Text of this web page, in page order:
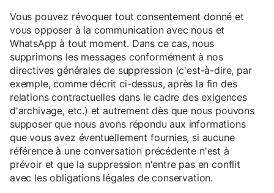
Vous pouvez révoquer tout consentement donné et
vous opposer à la communication avec nous et
WhatsApp à tout moment. Dans ce cas, nous
supprimons les messages conformément à nos
directives générales de suppression (c'est-à-dire, par
exemple, comme décrit ci-dessus, après la fin des
relations contractuelles dans le cadre des exigences
d'archivage, etc.) et autrement dès que nous pouvons
supposer que nous avons répondu aux informations
que vous avez éventuellement fournies, si aucune
référence à une conversation précédente n'est à
prévoir et que la suppression n'entre pas en conflit
avec les obligations légales de conservation.